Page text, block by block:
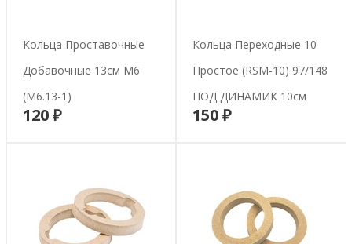
Кольца Проставочные
Добавочные 13см М6
(М6.13-1)
120 ₽В корзину
Кольца Переходные 10
Простое (RSM-10) 97/148
ПОД ДИНАМИК 10см
150 ₽В корзину